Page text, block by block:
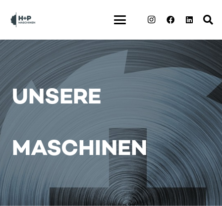
UNSERE
MASCHINEN